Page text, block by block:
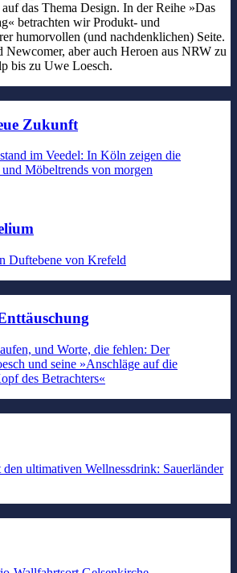
das Thema Design. In der Reihe »Das
betrachten wir Produkt- und
humorvollen (und nachdenklichen) Seite.
aber auch Heroen aus NRW zu
bis zu Uwe Loesch.
Zukunft
im Veedel: In Köln zeigen die
Möbeltrends von morgen
Duftebene von Krefeld
und Worte, die fehlen: Der
und seine »Anschläge auf die
des Betrachters«
ultimativen Wellnessdrink: Sauerländer